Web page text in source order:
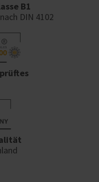
B1
DIN 4102